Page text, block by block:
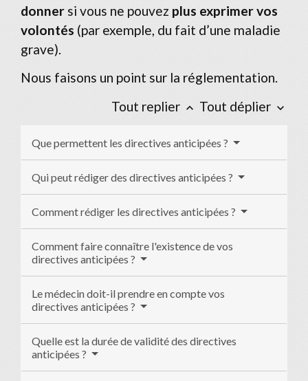
donner si vous ne pouvez plus exprimer vos
volontés (par exemple, du fait d’une maladie
grave).
Nous faisons un point sur la réglementation.
Tout replier keyboard_arrow_up Tout déplier keyboard_arrow_down
Que permettent les directives anticipées ?
Qui peut rédiger des directives anticipées ?
Comment rédiger les directives anticipées ?
Comment faire connaître l'existence de vos
directives anticipées ?
Le médecin doit-il prendre en compte vos
directives anticipées ?
Quelle est la durée de validité des directives
anticipées ?